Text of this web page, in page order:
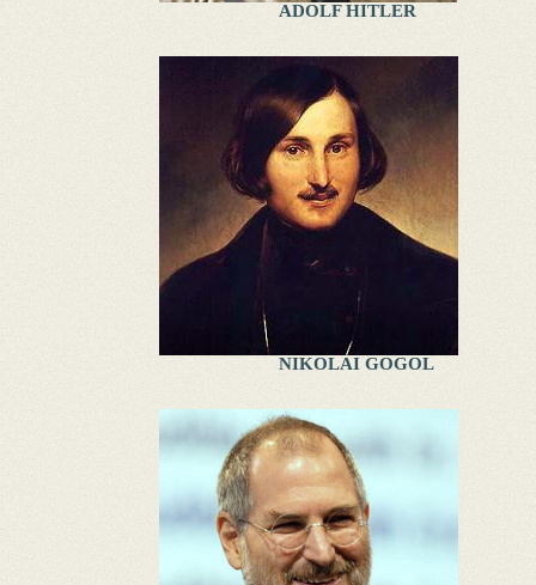
ADOLF HITLER
NIKOLAI GOGOL